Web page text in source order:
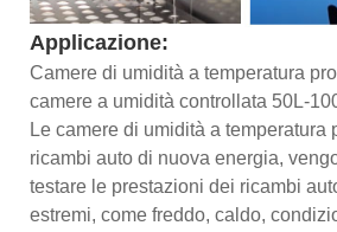
Applicazione:
Camere di umidità a temperatura
camere a umidità controllata 50L-
Le camere di umidità a temperatura
ricambi auto di nuova energia,
testare le prestazioni dei ricambi
estremi, come freddo, caldo,